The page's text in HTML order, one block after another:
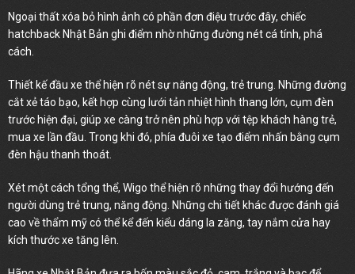
Ngoại thất xóa bỏ hình ảnh có phần đơn điệu trước đây, chiếc
hatchback Nhật Bản ghi điểm nhờ những đường nét cá tính, phá
cách.
Thiết kế đầu xe thể hiện rõ nét sự năng động, trẻ trung. Những đường
cắt xẻ táo bạo, kết hợp cùng lưới tản nhiệt hình thang lớn, cụm đèn
trước hiện đại, giúp xe càng trở nên phù hợp với tệp khách hàng trẻ,
mua xe lần đầu. Trong khi đó, phía đuôi xe tạo điểm nhấn bằng cụm
đèn hậu thanh thoát.
Xét một cách tổng thể, Wigo thể hiện rõ những thay đổi hướng đến
người dùng trẻ trung, năng động. Những chi tiết khác được đánh giá
cao về thẩm mỹ có thể kể đến kiểu dáng la zăng, tay nắm cửa hay
kích thước xe tăng lên.